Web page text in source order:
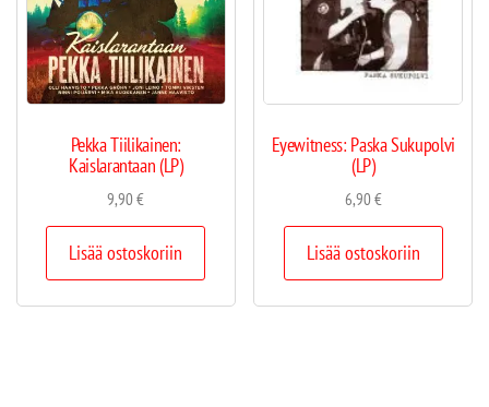
Pekka Tiilikainen:
Kaislarantaan (LP)
9,90€
Lisää ostoskoriin
Eyewitness: Paska Sukupolvi
(LP)
6,90€
Lisää ostoskoriin